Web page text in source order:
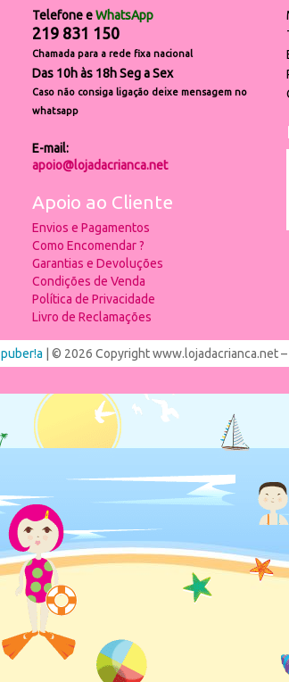
Telefone eWhatsApp
219 831 150
Chamada para a rede fixa nacional
Das 10h às 18h Seg a Sex
Caso não consiga ligação deixe mensagem no
whatsapp
E-mail:
apoio@lojadacrianca.net
Apoio ao Cliente
Envios e Pagamentos
Como Encomendar ?
Garantias e Devoluções
Condições de Venda
Política de Privacidade
Livro de Reclamações
puber!a | © 2026 Copyright www.lojadacrianca.net